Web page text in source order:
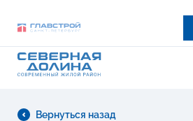
Вернуться назад